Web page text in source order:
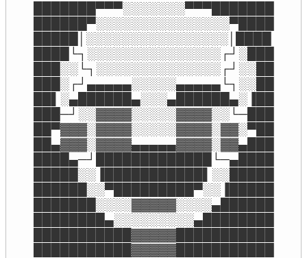
███████▀▀▀░░░░░░░▀▀▀███████
██████▀░░░░░░░░░░░░░░░▀████
█████│░░░░░░░░░░░░░░░░│████
████└┐░░░░░░░░░░░░░░░┌┘░███
███░░└┐░░░░░░░░░░░░░░┌┘░░██
███░┌┘▄▄▄▄▄░░░░░▄▄▄▄▄└┐░░██
██▌░▄██████▄░░░▄██████▄░▐██
███─┘░░▓▓▓▓░░░░░▓▓▓▓░░└─███
██▀▓▓▓░▓▓▓▓░░░░░▓▓▓▓░▓▓░▀██
██▄▓▓▓░▓▓▓▓▄▄▄▄▄▓▓▓▓░▓▓▄███
████▄─┘█████████████└─▄████
█████░░▐███████████▌░░█████
██████░░▀█████████▀░░▐█████
███████░░░░▓▓▓▓▓░░░░▄██████
████████▄░░░░░░░░░▄████████
███████████▓▓▓▓▓███████████
███████████▓▓▓▓▓███████████